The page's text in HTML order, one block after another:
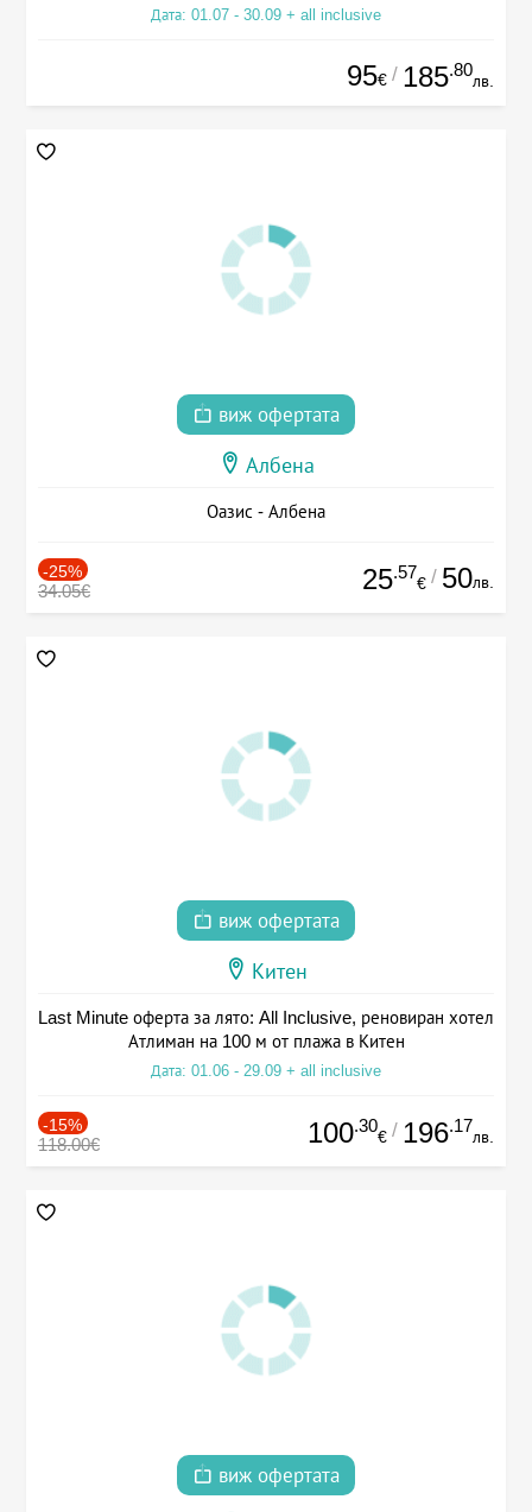
Дата: 01.07 - 30.09 + all inclusive
95€ / 185.80
лв.
виж офертата
Албена
Оазис - Албена
-25%
34.05€ 25.57
€ / 50лв.
виж офертата
Китен
Last Minute оферта за лято: All Inclusive, реновиран хотел
Атлиман на 100 м от плажа в Китен
Дата: 01.06 - 29.09 + all inclusive
-15%
118.00€ 100.30
€ / 196.17
лв.
виж офертата